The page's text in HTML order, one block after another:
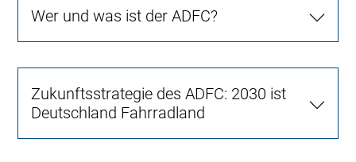
Wer und was ist der ADFC?
Zukunftsstrategie des ADFC: 2030 ist
Deutschland Fahrradland